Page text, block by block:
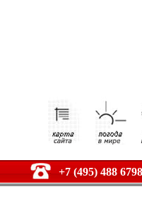
+7 (495) 488